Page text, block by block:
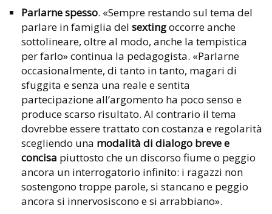
Parlarne spesso. «Sempre restando sul tema del
parlare in famiglia del sextingoccorre anche
sottolineare, oltre al modo, anche la tempistica
per farlo» continua la pedagogista. «Parlarne
occasionalmente, di tanto in tanto, magari di
sfuggita e senza una reale e sentita
partecipazione all’argomento ha poco senso e
produce scarso risultato. Al contrario il tema
dovrebbe essere trattato con costanza e regolarità
scegliendo una modalità di dialogo breve e
concisa piuttosto che un discorso fiume o peggio
ancora un interrogatorio infinito: i ragazzi non
sostengono troppe parole, si stancano e peggio
ancora si innervosiscono e si arrabbiano».